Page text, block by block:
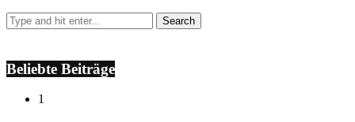
Beliebte Beiträge
1